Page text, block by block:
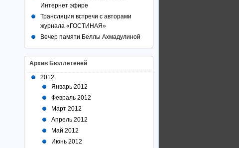
Интернет эфире
Трансляция встречи с авторами
журнала «ГОСТИНАЯ»
Вечер памяти Беллы Ахмадулиной
Архив Бюллетеней
2012
Январь 2012
Февраль 2012
Март 2012
Апрель 2012
Май 2012
Июнь 2012